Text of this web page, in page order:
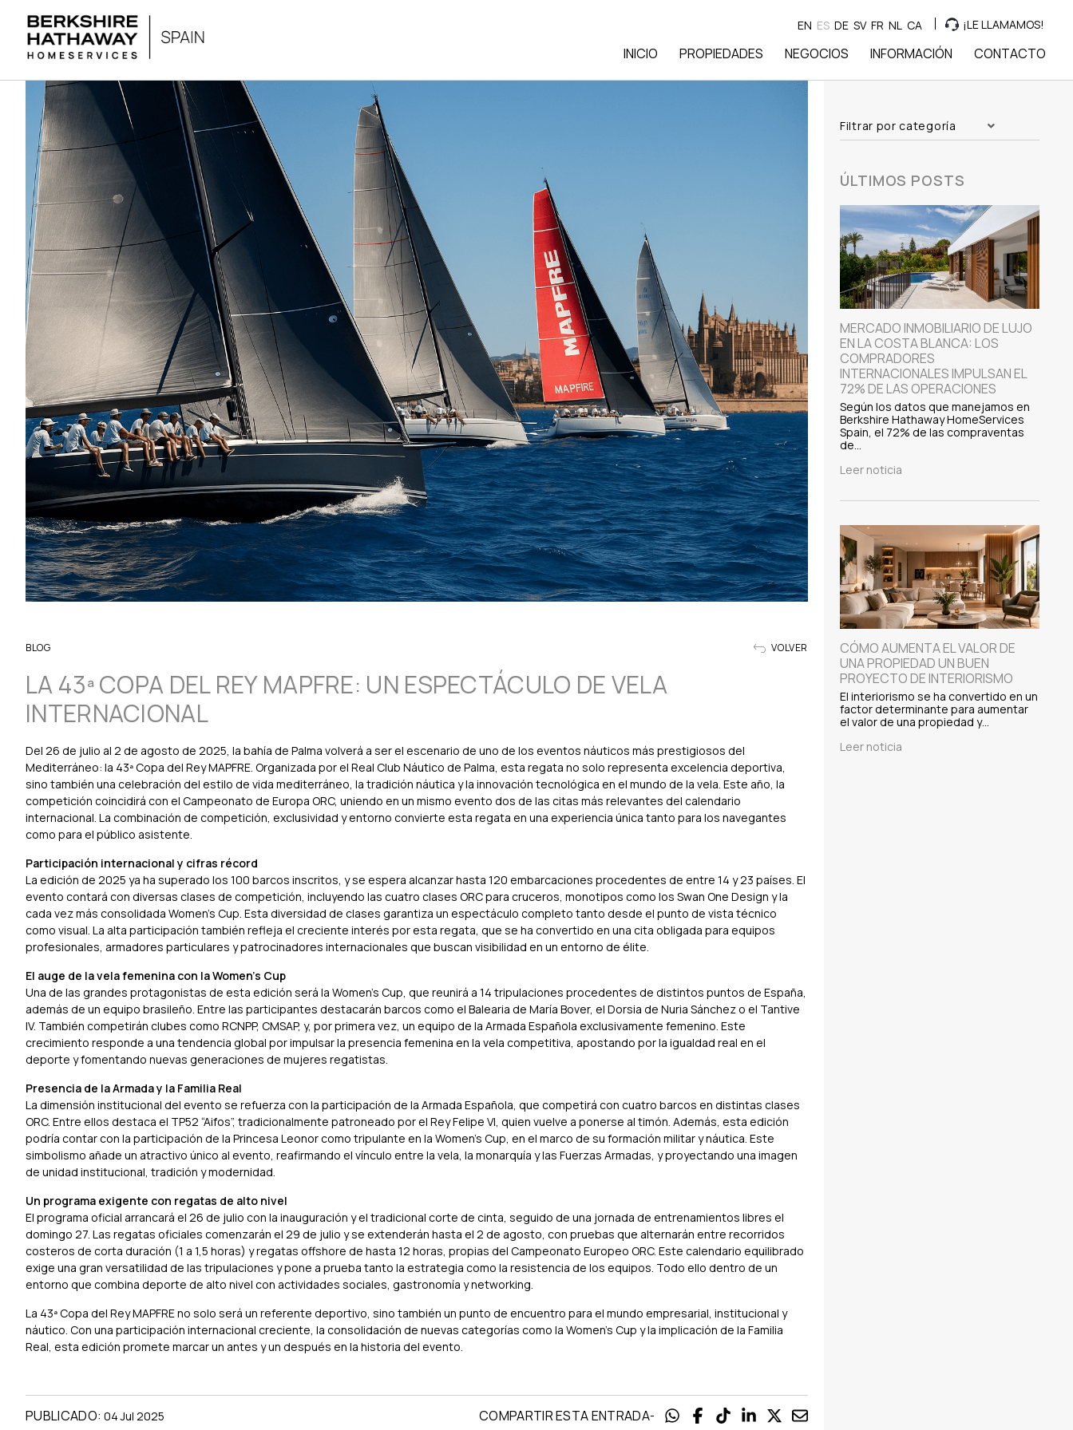
EN ES DE SV FR NL CA ¡LE LLAMAMOS!
INICIO PROPIEDADES NEGOCIOS INFORMACIÓN CONTACTO
BLOG VOLVER
LA 43ª COPA DEL REY MAPFRE: UN ESPECTÁCULO DE VELA
INTERNACIONAL
Del 26 de julio al 2 de agosto de 2025, la bahía de Palma volverá a ser el escenario de uno de los eventos náuticos más prestigiosos del
Mediterráneo: la 43ª Copa del Rey MAPFRE. Organizada por el Real Club Náutico de Palma, esta regata no solo representa excelencia deportiva,
sino también una celebración del estilo de vida mediterráneo, la tradición náutica y la innovación tecnológica en el mundo de la vela. Este año, la
competición coincidirá con el Campeonato de Europa ORC, uniendo en un mismo evento dos de las citas más relevantes del calendario
internacional. La combinación de competición, exclusividad y entorno convierte esta regata en una experiencia única tanto para los navegantes
como para el público asistente.
Participación internacional y cifras récord
La edición de 2025 ya ha superado los 100 barcos inscritos, y se espera alcanzar hasta 120 embarcaciones procedentes de entre 14 y 23 países. El
evento contará con diversas clases de competición, incluyendo las cuatro clases ORC para cruceros, monotipos como los Swan One Design y la
cada vez más consolidada Women's Cup. Esta diversidad de clases garantiza un espectáculo completo tanto desde el punto de vista técnico
como visual. La alta participación también refleja el creciente interés por esta regata, que se ha convertido en una cita obligada para equipos
profesionales, armadores particulares y patrocinadores internacionales que buscan visibilidad en un entorno de élite.
El auge de la vela femenina con la Women's Cup
Una de las grandes protagonistas de esta edición será la Women's Cup, que reunirá a 14 tripulaciones procedentes de distintos puntos de España,
además de un equipo brasileño. Entre las participantes destacarán barcos como el Balearia de María Bover, el Dorsia de Nuria Sánchez o el Tantive
IV. También competirán clubes como RCNPP, CMSAP, y, por primera vez, un equipo de la Armada Española exclusivamente femenino. Este
crecimiento responde a una tendencia global por impulsar la presencia femenina en la vela competitiva, apostando por la igualdad real en el
deporte y fomentando nuevas generaciones de mujeres regatistas.
Presencia de la Armada y la Familia Real
La dimensión institucional del evento se refuerza con la participación de la Armada Española, que competirá con cuatro barcos en distintas clases
ORC. Entre ellos destaca el TP52 “Aifos”, tradicionalmente patroneado por el Rey Felipe VI, quien vuelve a ponerse al timón. Además, esta edición
podría contar con la participación de la Princesa Leonor como tripulante en la Women's Cup, en el marco de su formación militar y náutica. Este
simbolismo añade un atractivo único al evento, reafirmando el vínculo entre la vela, la monarquía y las Fuerzas Armadas, y proyectando una imagen
de unidad institucional, tradición y modernidad.
Un programa exigente con regatas de alto nivel
El programa oficial arrancará el 26 de julio con la inauguración y el tradicional corte de cinta, seguido de una jornada de entrenamientos libres el
domingo 27. Las regatas oficiales comenzarán el 29 de julio y se extenderán hasta el 2 de agosto, con pruebas que alternarán entre recorridos
costeros de corta duración (1 a 1,5 horas) y regatas offshore de hasta 12 horas, propias del Campeonato Europeo ORC. Este calendario equilibrado
exige una gran versatilidad de las tripulaciones y pone a prueba tanto la estrategia como la resistencia de los equipos. Todo ello dentro de un
entorno que combina deporte de alto nivel con actividades sociales, gastronomía y networking.
La 43ª Copa del Rey MAPFRE no solo será un referente deportivo, sino también un punto de encuentro para el mundo empresarial, institucional y
náutico. Con una participación internacional creciente, la consolidación de nuevas categorías como la Women’s Cup y la implicación de la Familia
Real, esta edición promete marcar un antes y un después en la historia del evento.
PUBLICADO: 04 Jul 2025 COMPARTIR ESTA ENTRADA-
Filtrar por categoría
ÚLTIMOS POSTS
MERCADO INMOBILIARIO DE LUJO
EN LA COSTA BLANCA: LOS
COMPRADORES
INTERNACIONALES IMPULSAN EL
72% DE LAS OPERACIONES
Según los datos que manejamos en
Berkshire Hathaway HomeServices
Spain, el 72% de las compraventas
de…
Leer noticia
CÓMO AUMENTA EL VALOR DE
UNA PROPIEDAD UN BUEN
PROYECTO DE INTERIORISMO
El interiorismo se ha convertido en un
factor determinante para aumentar
el valor de una propiedad y…
Leer noticia